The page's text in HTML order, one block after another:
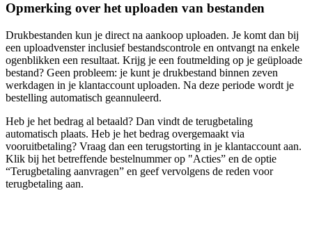
Opmerking over het uploaden van bestanden
Drukbestanden kun je direct na aankoop uploaden. Je komt dan bij
een uploadvenster inclusief bestandscontrole en ontvangt na enkele
ogenblikken een resultaat. Krijg je een foutmelding op je geüploade
bestand? Geen probleem: je kunt je drukbestand binnen zeven
werkdagen in je klantaccount uploaden. Na deze periode wordt je
bestelling automatisch geannuleerd.
Heb je het bedrag al betaald? Dan vindt de terugbetaling
automatisch plaats. Heb je het bedrag overgemaakt via
vooruitbetaling? Vraag dan een terugstorting in je klantaccount aan.
Klik bij het betreffende bestelnummer op "Acties” en de optie
“Terugbetaling aanvragen” en geef vervolgens de reden voor
terugbetaling aan.